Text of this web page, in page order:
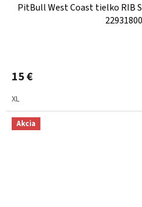
PitBull West Coast tielko RIB
15 €
XL
Akcia